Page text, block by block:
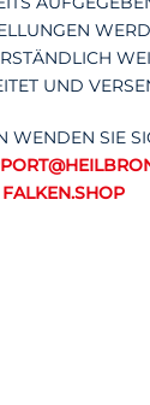
UND
WENDEN SIE
FALKEN.SHOP